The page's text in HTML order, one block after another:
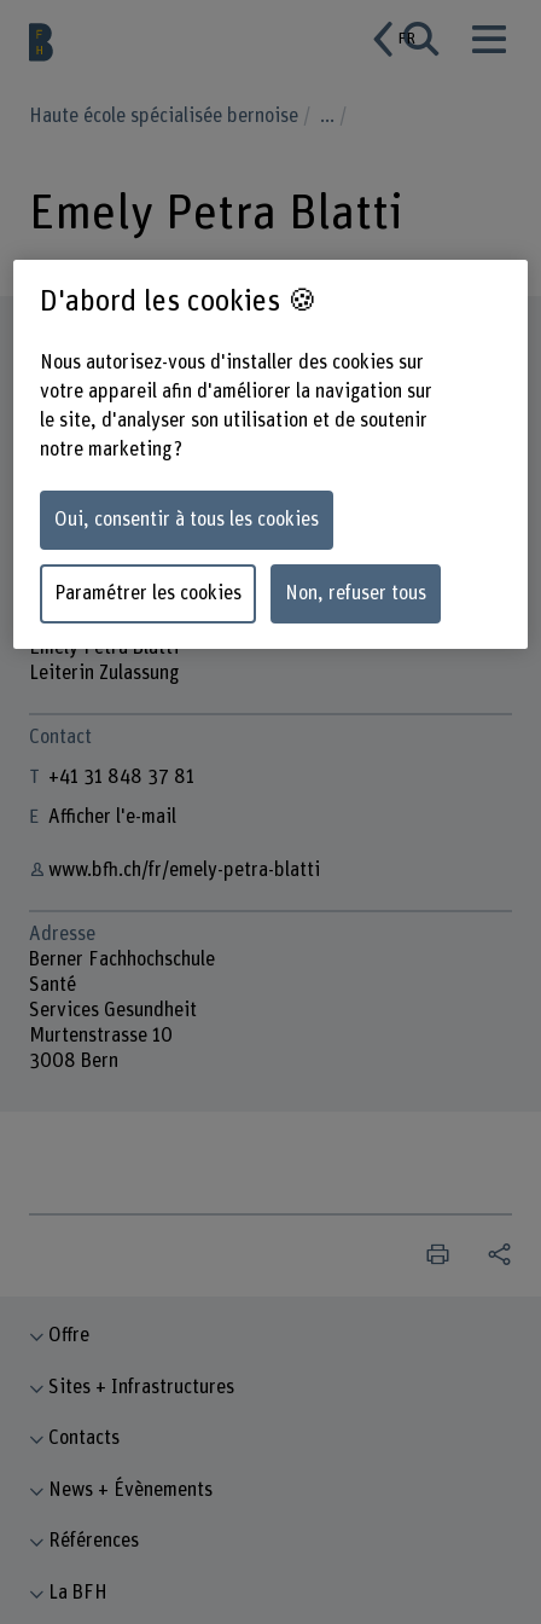
FR
Haute école spécialisée bernoise ...
Emely Petra Blatti
Emely Petra Blatti
Leiterin Zulassung
Contact
+41 31 848 37 81
Afficher l'e-mail
www.bfh.ch/fr/emely-petra-blatti
Adresse
Berner Fachhochschule
Santé
Services Gesundheit
Murtenstrasse 10
3008 Bern
Offre
Sites + Infrastructures
Contacts
News + Évènements
Références
La BFH
D'abord les cookies 🍪
Nous autorisez-vous d'installer des cookies sur
votre appareil afin d'améliorer la navigation sur
le site, d'analyser son utilisation et de soutenir
notre marketing ?
Oui, consentir à tous les cookies
Paramétrer les cookies Non, refuser tous